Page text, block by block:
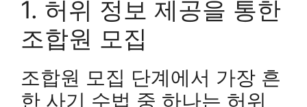
1. 허위 정보 제공을 통한
조합원 모집
조합원 모집 단계에서 가장 흔
한 사기 수법 중 하나는 허위